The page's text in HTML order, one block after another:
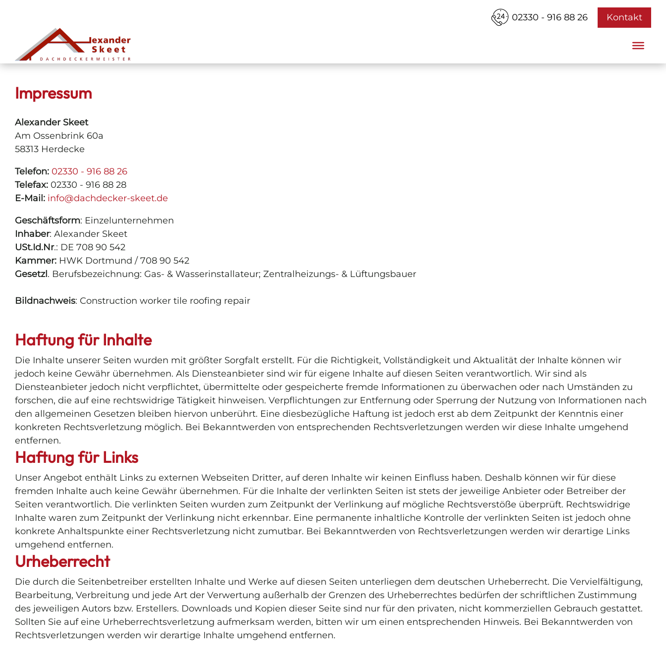
02330 - 916 88 26 Kontakt
Impressum
Alexander Skeet
Am Ossenbrink 60a
58313 Herdecke
Telefon: 02330 - 916 88 26
Telefax: 02330 - 916 88 28
E-Mail: info@dachdecker-skeet.de
Geschäftsform: Einzelunternehmen
Inhaber: Alexander Skeet
USt.Id.Nr.: DE 708 90 542
Kammer: HWK Dortmund / 708 90 542
Gesetzl . Berufsbezeichnung: Gas- & Wasserinstallateur; Zentralheizungs- & Lüftungsbauer
Bildnachweis: Construction worker tile roofing repair
Haftung für Inhalte
Die Inhalte unserer Seiten wurden mit größter Sorgfalt erstellt. Für die Richtigkeit, Vollständigkeit und Aktualität der Inhalte können wir
jedoch keine Gewähr übernehmen. Als Diensteanbieter sind wir für eigene Inhalte auf diesen Seiten verantwortlich. Wir sind als
Diensteanbieter jedoch nicht verpflichtet, übermittelte oder gespeicherte fremde Informationen zu überwachen oder nach Umständen zu
forschen, die auf eine rechtswidrige Tätigkeit hinweisen. Verpflichtungen zur Entfernung oder Sperrung der Nutzung von Informationen nach
den allgemeinen Gesetzen bleiben hiervon unberührt. Eine diesbezügliche Haftung ist jedoch erst ab dem Zeitpunkt der Kenntnis einer
konkreten Rechtsverletzung möglich. Bei Bekanntwerden von entsprechenden Rechtsverletzungen werden wir diese Inhalte umgehend
entfernen.
Haftung für Links
Unser Angebot enthält Links zu externen Webseiten Dritter, auf deren Inhalte wir keinen Einfluss haben. Deshalb können wir für diese
fremden Inhalte auch keine Gewähr übernehmen. Für die Inhalte der verlinkten Seiten ist stets der jeweilige Anbieter oder Betreiber der
Seiten verantwortlich. Die verlinkten Seiten wurden zum Zeitpunkt der Verlinkung auf mögliche Rechtsverstöße überprüft. Rechtswidrige
Inhalte waren zum Zeitpunkt der Verlinkung nicht erkennbar. Eine permanente inhaltliche Kontrolle der verlinkten Seiten ist jedoch ohne
konkrete Anhaltspunkte einer Rechtsverletzung nicht zumutbar. Bei Bekanntwerden von Rechtsverletzungen werden wir derartige Links
umgehend entfernen.
Urheberrecht
Die durch die Seitenbetreiber erstellten Inhalte und Werke auf diesen Seiten unterliegen dem deutschen Urheberrecht. Die Vervielfältigung,
Bearbeitung, Verbreitung und jede Art der Verwertung außerhalb der Grenzen des Urheberrechtes bedürfen der schriftlichen Zustimmung
des jeweiligen Autors bzw. Erstellers. Downloads und Kopien dieser Seite sind nur für den privaten, nicht kommerziellen Gebrauch gestattet.
Sollten Sie auf eine Urheberrechtsverletzung aufmerksam werden, bitten wir um einen entsprechenden Hinweis. Bei Bekanntwerden von
Rechtsverletzungen werden wir derartige Inhalte umgehend entfernen.